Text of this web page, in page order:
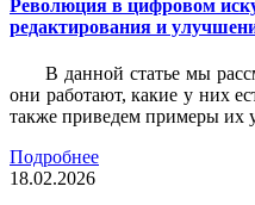
Революция в цифровом
редактирования и
В данной статье мы
они работают, какие у них
также приведем примеры их
Подробнее
18.02.2026